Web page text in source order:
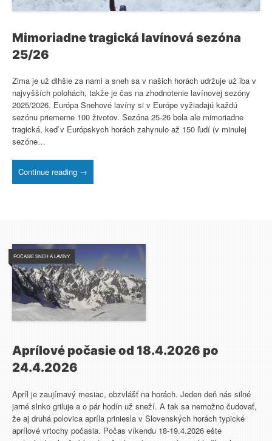
Mimoriadne tragická lavínová sezóna
25/26
Zima je už dlhšie za nami a sneh sa v našich horách udržuje už iba v
najvyšších polohách, takže je čas na zhodnotenie lavínovej sezóny
2025/2026. Európa Snehové lavíny si v Európe vyžiadajú každú
sezónu priemerne 100 životov. Sezóna 25-26 bola ale mimoriadne
tragická, keď v Európskych horách zahynulo až 150 ľudí (v minulej
sezóne…
Continue reading →
POČASIE SNEH A LAVÍNY
Aprílové počasie od 18.4.2026 po
24.4.2026
Apríl je zaujímavý mesiac, obzvlášť na horách. Jeden deň nás silné
jarné slnko griluje a o pár hodín už sneží. A tak sa nemožno čudovať,
že aj druhá polovica apríla priniesla v Slovenských horách typické
aprílové vrtochy počasia. Počas víkendu 18-19.4.2026 ešte